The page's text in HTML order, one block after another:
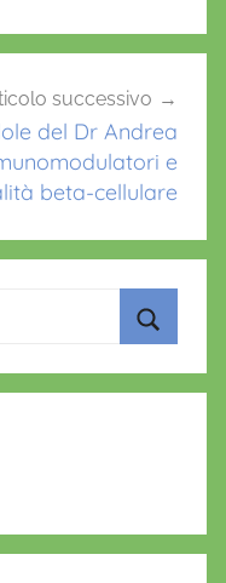
successivo
del Dr Andrea
e
beta-cellulare